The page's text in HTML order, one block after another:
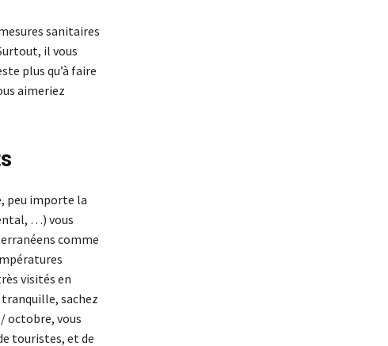
sanitaires
il vous
plus qu’à faire
aimeriez
peu importe la
…) vous
comme
visités en
tranquille, sachez
octobre, vous
touristes, et de